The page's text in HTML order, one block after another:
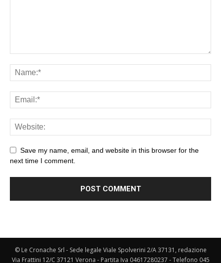
Save my name, email, and website in this browser for the
next time I comment.
© Le Cronache Srl - Sede legale Viale Spolverini 2/A 37131, redazione
Via Frattini 12/C 37121 Verona - Partita Iva 04617280237 - Telefono 045